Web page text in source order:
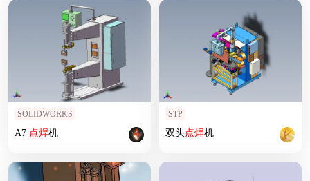
SOLIDWORKS
A7 点焊机
STP
双头点焊机